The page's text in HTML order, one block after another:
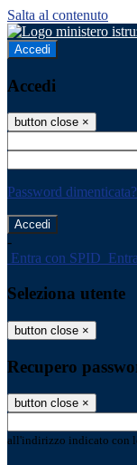
Salta al contenuto
Accedi
Accedi
button close ×
Password dimenticata?
-
Entra con SPID
Seleziona utente
button close ×
Recupero
button close ×
all'indirizzo indicato con